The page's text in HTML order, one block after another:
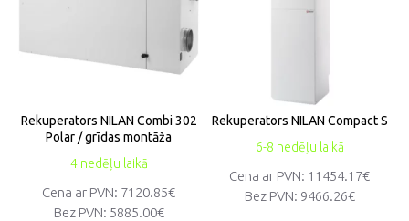
4 nedēļu laikā
Rekuperators NILAN Combi 302
Polar / grīdas montāža
Cena ar PVN: 7120.85€
Bez PVN: 5885.00€
6-8 nedēļu laikā
Rekuperators NILAN Compact S
Cena ar PVN: 11454.17€
Bez PVN: 9466.26€